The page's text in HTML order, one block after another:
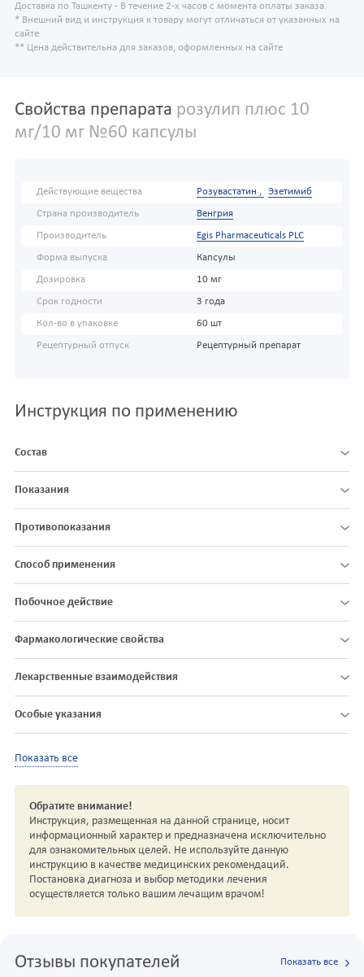
Доставка по Ташкенту - В течение 2-х часов с момента оплаты заказа.
* Внешний вид и инструкция к товару могут отличаться от указанных на
сайте
** Цена действительна для заказов, оформленных на сайте
Свойства препарата розулип плюс 10
мг/10 мг №60 капсулы
Действующие вещества Розувастатин , Эзетимиб
Страна производитель Венгрия
Производитель Egis Pharmaceuticals PLC
Форма выпуска Капсулы
Дозировка 10 мг
Срок годности 3 года
Кол-во в упаковке 60 шт
Рецептурный отпуск Рецептурный препарат
Инструкция по применению
Состав
Показания
Противопоказания
Способ применения
Побочное действие
Фармакологические свойства
Лекарственные взаимодействия
Особые указания
Показать все
Обратите внимание!
Инструкция, размещенная на данной странице, носит
информационный характер и предназначена исключительно
для ознакомительных целей. Не используйте данную
инструкцию в качестве медицинских рекомендаций.
Постановка диагноза и выбор методики лечения
осуществляется только вашим лечащим врачом!
Отзывы покупателей Показать все